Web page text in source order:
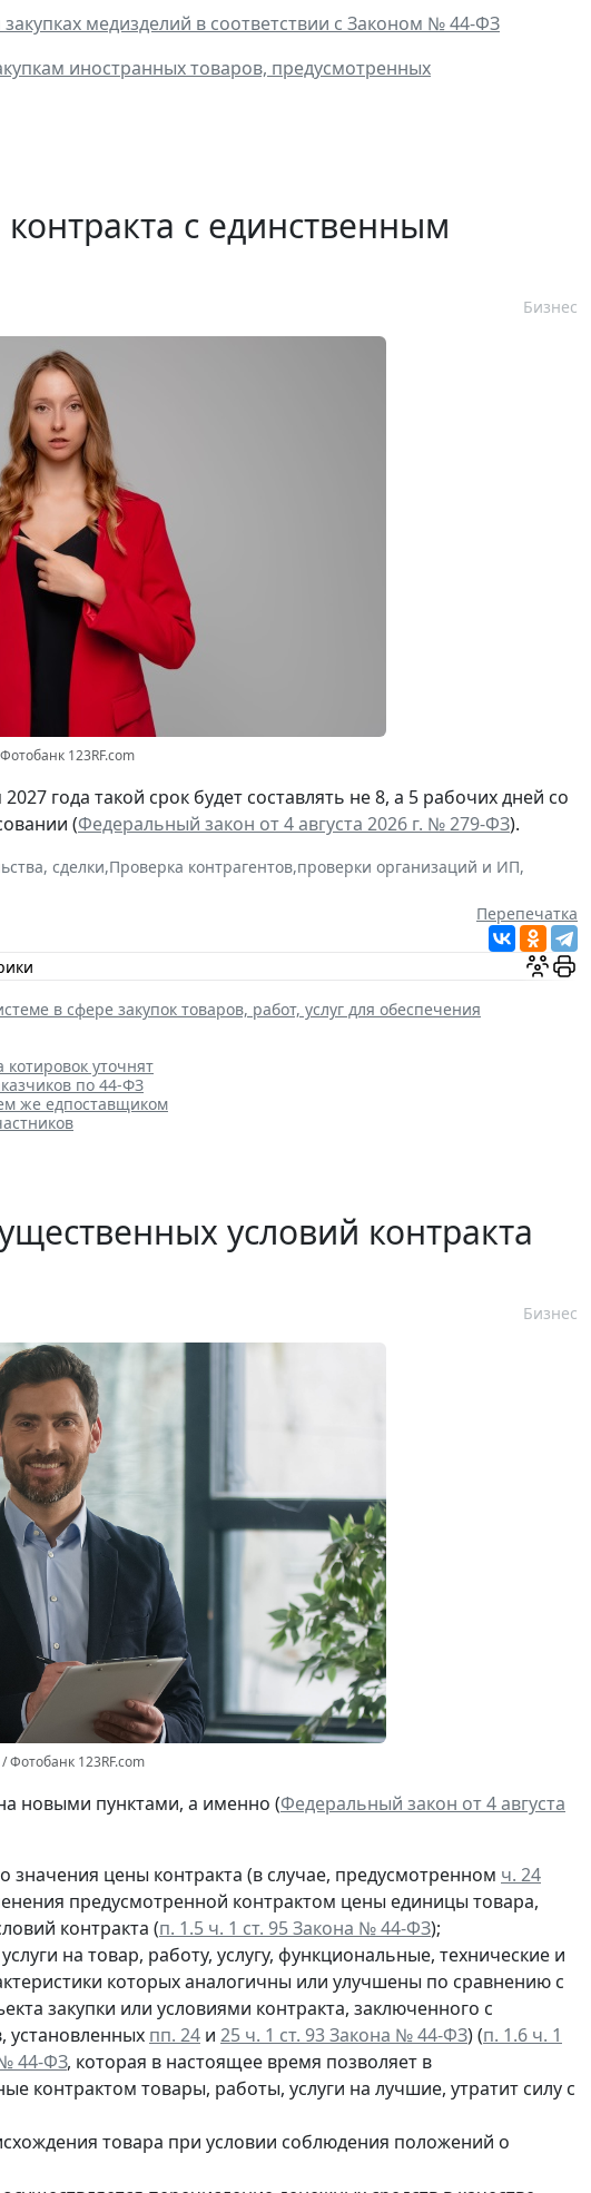
медизделий в соответствии с Законом № 44-ФЗ
иностранных товаров, предусмотренных
с единственным
Бизнес
123RF.com
года такой срок будет составлять не 8, а 5 рабочих дней со
(Федеральный закон от 4 августа 2026 г. № 279-ФЗ).
сделки,Проверка контрагентов,проверки организаций и ИП,
Перепечатка
в сфере закупок товаров, работ, услуг для обеспечения
уточнят
по 44-ФЗ
же едпоставщиком
условий контракта
Бизнес
Фотобанк 123RF.com
новыми пунктами, а именно (Федеральный закон от 4 августа
цены контракта (в случае, предусмотренном ч. 24
предусмотренной контрактом цены единицы товара,
контракта (п. 1.5 ч. 1 ст. 95 Закона № 44-ФЗ);
на товар, работу, услугу, функциональные, технические и
которых аналогичны или улучшены по сравнению с
закупки или условиями контракта, заключенного с
установленных пп. 24 и 25 ч. 1 ст. 93 Закона № 44-ФЗ) (п. 1.6 ч. 1
44-ФЗ, которая в настоящее время позволяет в
контрактом товары, работы, услуги на лучшие, утратит силу с
товара при условии соблюдения положений о